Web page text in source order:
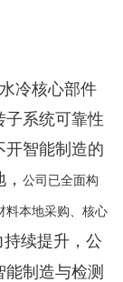
冷核心部件
子系统可靠性
开智能制造的
，公司已全面构
料本地采购、核心
续提升，公
制造与检测